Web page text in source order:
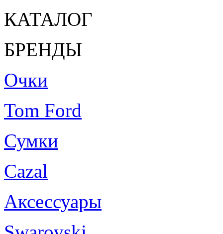
КАТАЛОГ
БРЕНДЫ
Очки
Tom Ford
Сумки
Cazal
Аксессуары